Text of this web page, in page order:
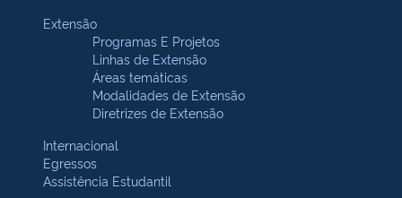
Extensão
Programas E Projetos
Linhas de Extensão
Áreas temáticas
Modalidades de Extensão
Diretrizes de Extensão
Internacional
Egressos
Assistência Estudantil